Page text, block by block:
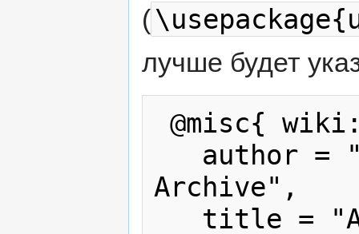
(
лучше будет
Archive",